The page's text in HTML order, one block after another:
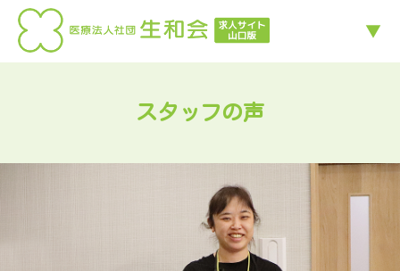
スタッフの声